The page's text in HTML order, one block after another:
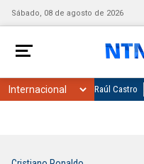
Sábado, 08 de agosto de 2026
Raúl Castro